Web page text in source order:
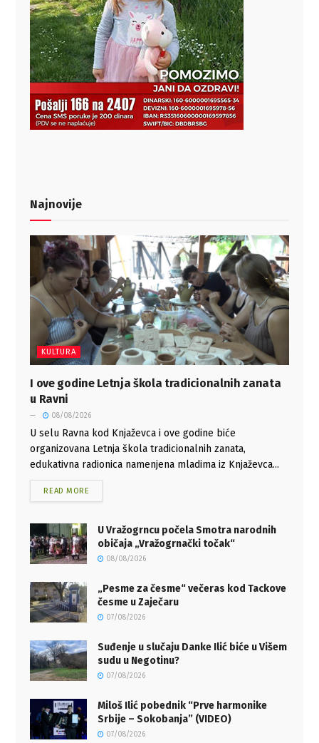
Najnovije
KULTURA
I ove godine Letnja škola tradicionalnih zanata
u Ravni
08/08/2026
U selu Ravna kod Knjaževca i ove godine biće
organizovana Letnja škola tradicionalnih zanata,
edukativna radionica namenjena mladima iz Knjaževca...
READ MORE
U Vražogrncu počela Smotra narodnih
običaja „Vražogrnački točak“
08/08/2026
„Pesme za česme“ večeras kod Tackove
česme u Zaječaru
07/08/2026
Suđenje u slučaju Danke Ilić biće u Višem
sudu u Negotinu?
07/08/2026
Miloš Ilić pobednik “Prve harmonike
Srbije – Sokobanja” (VIDEO)
07/08/2026